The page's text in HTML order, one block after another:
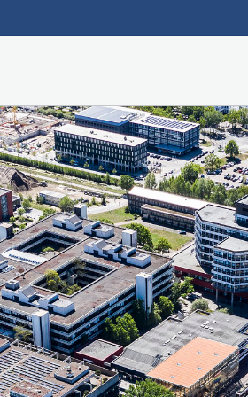
Hauptnavigation